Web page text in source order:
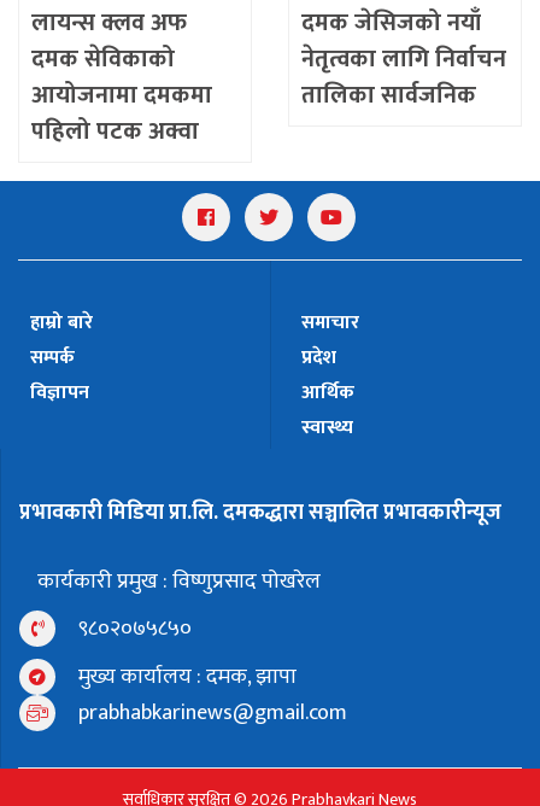
लायन्स क्लव अफ
दमक सेविकाको
आयोजनामा दमकमा
पहिलो पटक अक्वा
दमक जेसिजको नयाँ
नेतृत्वका लागि निर्वाचन
तालिका सार्वजनिक
हाम्रो बारे
सम्पर्क
विज्ञापन
समाचार
प्रदेश
आर्थिक
स्वास्थ्य
प्रभावकारी मिडिया प्रा.लि. दमकद्धारा सञ्चालित प्रभावकारीन्यूज
कार्यकारी प्रमुख : विष्णुप्रसाद पोखरेल
९८०२०७५८५०
मुख्य कार्यालय : दमक, झापा
prabhabkarinews@gmail.com
सर्वाधिकार सुरक्षित © 2026 Prabhavkari News